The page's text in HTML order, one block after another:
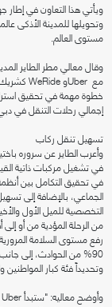
ويأتي هذا التعاون في إطار
وتحويلها للمدينة الأذكى
مستوى العالم.
وقال معالي مطر الطاير
إجمالي رحلات التنقل في دبي
تسهيل تنقل ركاب
وأعرب الطاير عن سروره
في تشغيل مركبات ذاتية
في تحقيق التكامل بين
الجماعي، بالإضافة إلى
التخصصية للميل الأول
من الرحلة المؤدية من أو
رفع مستوى السلامة
90% من الحوادث، إلى
وتحديداً فئة كبار